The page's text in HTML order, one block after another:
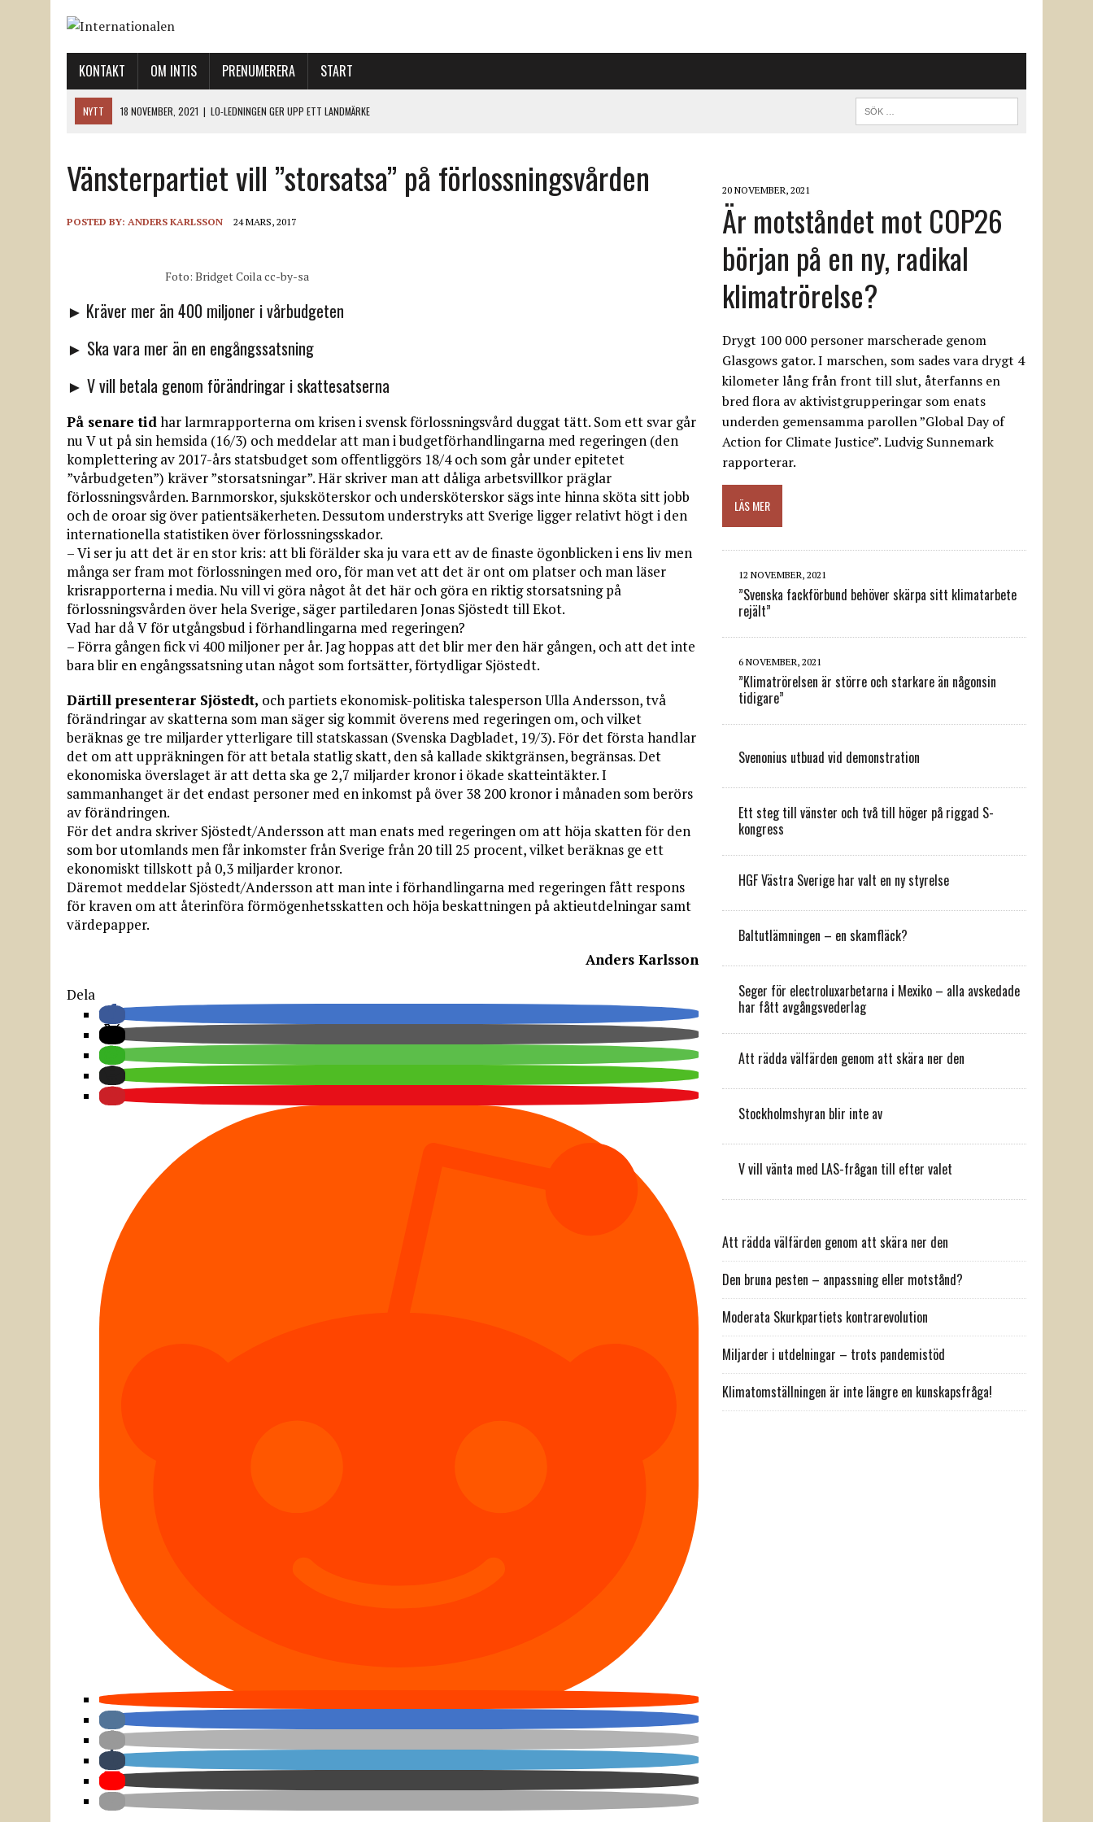
KONTAKT OM INTIS PRENUMERERA START
NYTT 18 NOVEMBER, 2021 | LO-LEDNINGEN GER UPP ETT LANDMÄRKE
12 NOVEMBER, 2021
NÄR DE DÖDA TAR SIG RÖST
12 NOVEMBER, 2021 | ”SVENSKA FACKFÖRBUND BEHÖVER SKÄRPA SITT KLIMATARBETE REJÄLT”
18 NOVEMBER, 2021 | SVENONIUS UTBUAD VID DEMONSTRATION
Vänsterpartiet vill ”storsatsa” på förlossningsvården
POSTED BY: ANDERS KARLSSON 24 MARS, 2017
Foto: Bridget Coila cc-by-sa
► Kräver mer än 400 miljoner i vårbudgeten
► Ska vara mer än en engångssatsning
► V vill betala genom förändringar i skattesatserna
På senare tidhar larmrapporterna om krisen i svensk förlossningsvård duggat tätt. Som ett svar går
nu V ut på sin hemsida (16/3) och meddelar att man i budgetförhandlingarna med regeringen (den
komplettering av 2017-års statsbudget som offentliggörs 18/4 och som går under epitetet
”vårbudgeten”) kräver ”storsatsningar”. Här skriver man att dåliga arbetsvillkor präglar
förlossningsvården. Barnmorskor, sjuksköterskor och undersköterskor sägs inte hinna sköta sitt jobb
och de oroar sig över patientsäkerheten. Dessutom understryks att Sverige ligger relativt högt i den
internationella statistiken över förlossningsskador.
– Vi ser ju att det är en stor kris: att bli förälder ska ju vara ett av de finaste ögonblicken i ens liv men
många ser fram mot förlossningen med oro, för man vet att det är ont om platser och man läser
krisrapporterna i media. Nu vill vi göra något åt det här och göra en riktig storsatsning på
förlossningsvården över hela Sverige, säger partiledaren Jonas Sjöstedt till Ekot.
Vad har då V för utgångsbud i förhandlingarna med regering­en?
– Förra gången fick vi 400 miljoner per år. Jag hoppas att det blir mer den här gången, och att det inte
bara blir en engångssatsning utan något som fortsätter, förtydligar Sjöstedt.
Därtill presenterar Sjöstedt, och partiets ekonomisk-politiska talesperson Ulla Andersson, två
förändringar av skatterna som man säger sig kommit överens med regeringen om, och vilket
beräknas ge tre miljarder ytterligare till statskassan (Svenska Dagbladet, 19/3). För det första handlar
det om att uppräkningen för att betala statlig skatt, den så kallade skiktgränsen, begränsas. Det
ekonomiska överslaget är att detta ska ge 2,7 miljarder kronor i ökade skatteintäkter. I
sammanhanget är det endast personer med en inkomst på över 38 200 kronor i månaden som berörs
av förändringen.
För det andra skriver Sjöstedt/Andersson att man enats med regeringen om att höja skatten för den
som bor utomlands men får inkomster från Sverige från 20 till 25 procent, vilket beräknas ge ett
ekonomiskt tillskott på 0,3 miljarder kronor.
Däremot meddelar Sjöstedt/Andersson att man inte i förhandlingarna med regering­en fått respons
för kraven om att återinföra förmögenhets­skatten och höja beskattningen på aktieutdelningar samt
värdepapper.
Anders Karlsson
Dela
20 NOVEMBER, 2021
Är motståndet mot COP26
början på en ny, radikal
klimatrörelse?
Drygt 100 000 personer marscherade genom
Glasgows gator. I marschen, som sades vara drygt 4
kilometer lång från front till slut, återfanns en
bred flora av aktivistgrupperingar som enats
underden gemensamma parollen ”Global Day of
Action for Climate Justice”. Ludvig Sunnemark
rapporterar.
LÄS MER
12 NOVEMBER, 2021
”Svenska fackförbund behöver skärpa sitt klimatarbete
rejält”
6 NOVEMBER, 2021
”Klimatrörelsen är större och starkare än någonsin
tidigare”
Svenonius utbuad vid demonstration
Ett steg till vänster och två till höger på riggad S-
kongress
HGF Västra Sverige har valt en ny styrelse
Baltutlämningen – en skamfläck?
Seger för electroluxarbetarna i Mexiko – alla avskedade
har fått avgångsvederlag
Att rädda välfärden genom att skära ner den
Stockholmshyran blir inte av
V vill vänta med LAS-frågan till efter valet
Att rädda välfärden genom att skära ner den
Den bruna pesten – anpassning eller motstånd?
Moderata Skurkpartiets kontrarevolution
Miljarder i utdelningar – trots pandemistöd
Klimatomställningen är inte längre en kunskapsfråga!